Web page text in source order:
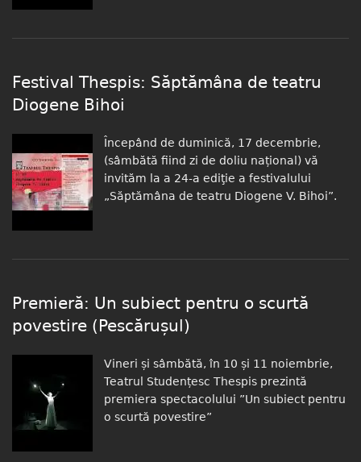
Festival Thespis: Săptămâna de teatru
Diogene Bihoi
Începând de duminică, 17 decembrie,
(sâmbătă fiind zi de doliu național) vă
invităm la a 24-a ediţie a festivalului
„Săptămâna de teatru Diogene V. Bihoi”.
Premieră: Un subiect pentru o scurtă
povestire (Pescărușul)
Vineri și sâmbătă, în 10 și 11 noiembrie,
Teatrul Studențesc Thespis prezintă
premiera spectacolului ”Un subiect pentru
o scurtă povestire”